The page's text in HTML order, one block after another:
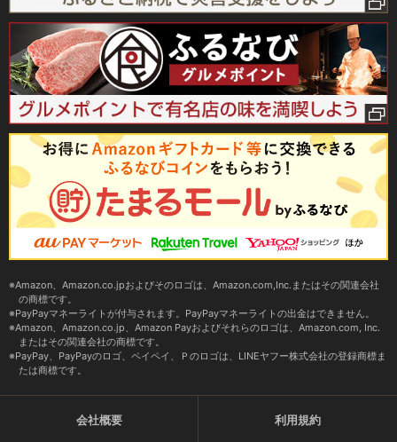
Amazon、Amazon.co.jpおよびそのロゴは、Amazon.com,Inc.またはその関連会社
の商標です。
PayPayマネーライトが付与されます。PayPayマネーライトの出金はできません。
Amazon、Amazon.co.jp、Amazon Payおよびそれらのロゴは、Amazon.com, Inc.
またはその関連会社の商標です。
PayPay、PayPayのロゴ、ペイペイ、Ｐのロゴは、LINEヤフー株式会社の登録商標ま
たは商標です。
会社概要 利用規約